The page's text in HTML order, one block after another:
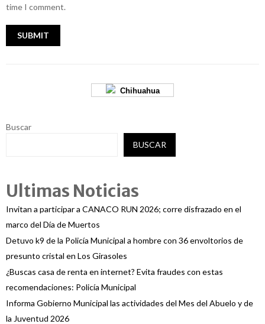
time I comment.
Chihuahua
Buscar
BUSCAR
Ultimas Noticias
Invitan a participar a CANACO RUN 2026; corre disfrazado en el
marco del Día de Muertos
Detuvo k9 de la Policía Municipal a hombre con 36 envoltorios de
presunto cristal en Los Girasoles
¿Buscas casa de renta en internet? Evita fraudes con estas
recomendaciones: Policía Municipal
Informa Gobierno Municipal las actividades del Mes del Abuelo y de
la Juventud 2026